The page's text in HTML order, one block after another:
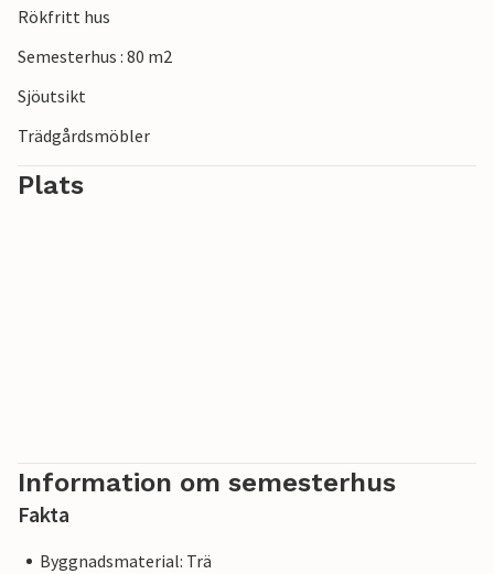
Rökfritt hus
Semesterhus : 80 m2
Sjöutsikt
Trädgårdsmöbler
Plats
Information om semesterhus
Fakta
Byggnadsmaterial: Trä